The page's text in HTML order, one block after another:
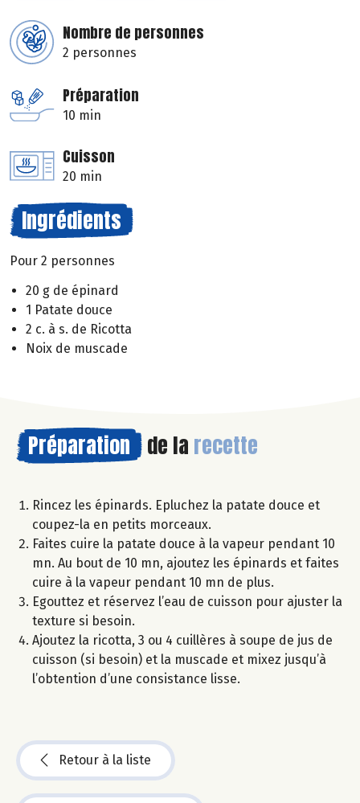
Nombre de personnes
2 personnes
Préparation
10 min
Cuisson
20 min
Ingrédients
Pour 2 personnes
20 g de épinard
1 Patate douce
2 c. à s. de Ricotta
Noix de muscade
Préparation de la recette
Rincez les épinards. Epluchez la patate douce et
coupez-la en petits morceaux.
Faites cuire la patate douce à la vapeur pendant 10
mn. Au bout de 10 mn, ajoutez les épinards et faites
cuire à la vapeur pendant 10 mn de plus.
Egouttez et réservez l’eau de cuisson pour ajuster la
texture si besoin.
Ajoutez la ricotta, 3 ou 4 cuillères à soupe de jus de
cuisson (si besoin) et la muscade et mixez jusqu’à
l’obtention d’une consistance lisse.
Retour à la liste